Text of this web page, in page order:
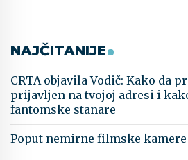
NAJČITANIJE
CRTA objavila Vodič: Kako da
prijavljen na tvojoj adresi i
fantomske stanare
Poput nemirne filmske kamere